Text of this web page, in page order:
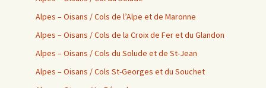
Alpes – Oisans / Cols de l’Alpe et de Maronne
Alpes – Oisans / Cols de la Croix de Fer et du Glandon
Alpes – Oisans / Cols du Solude et de St-Jean
Alpes – Oisans / Cols St-Georges et du Souchet